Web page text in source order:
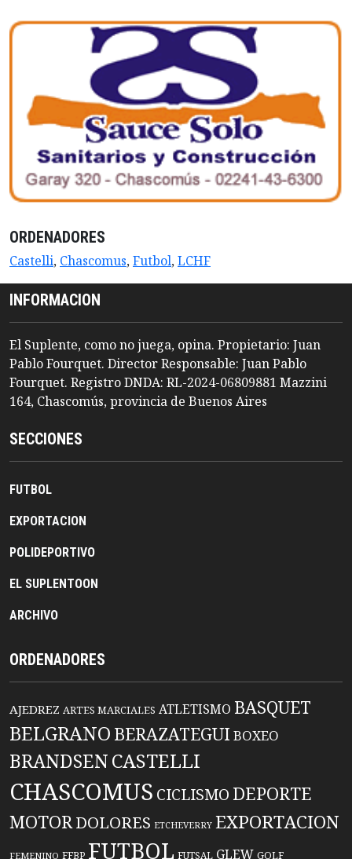
ORDENADORES
Castelli, Chascomus,Futbol,LCHF
INFORMACION
El Suplente, como no juega, opina. Propietario: Juan
Pablo Fourquet. Director Responsable: Juan Pablo
Fourquet. Registro DNDA: RL-2024-06809881 Mazzini
164, Chascomús, provincia de Buenos Aires
SECCIONES
FUTBOL
EXPORTACION
POLIDEPORTIVO
EL SUPLENTOON
ARCHIVO
ORDENADORES
AJEDREZ ARTES MARCIALES ATLETISMO BASQUET
BELGRANO BERAZATEGUIBOXEO
BRANDSENCASTELLI
CHASCOMUS CICLISMO DEPORTE
MOTORDOLORES ETCHEVERRY EXPORTACION
FEMENINO FFBP FUTBOL FUTSAL GLEW GOLF